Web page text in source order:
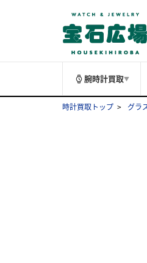
腕時計買取▼
時計買取トップ グラ